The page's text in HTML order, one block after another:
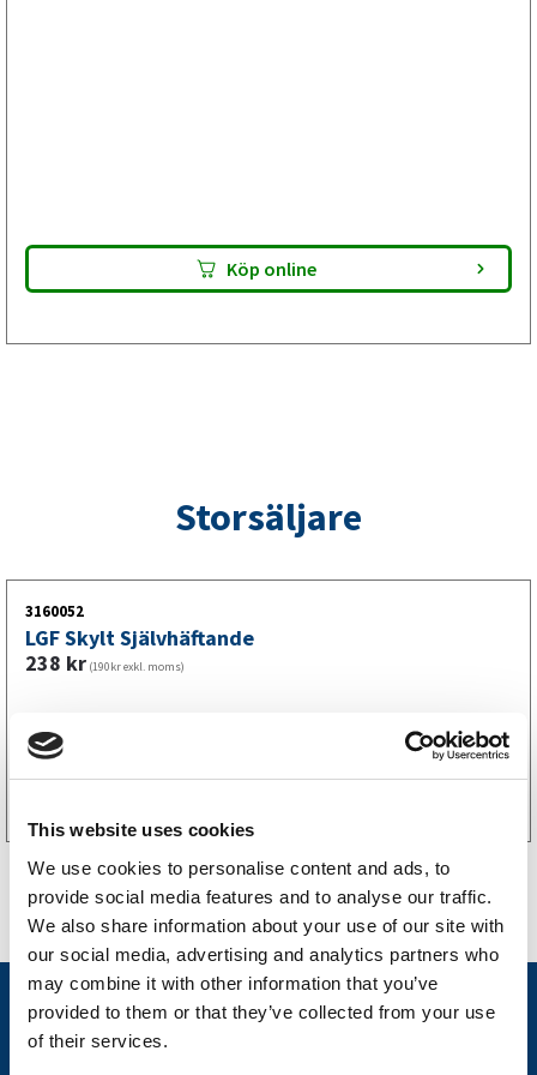
This website uses cookies
We use cookies to personalise content and ads, to
provide social media features and to analyse our traffic.
We also share information about your use of our site with
our social media, advertising and analytics partners who
may combine it with other information that you’ve
provided to them or that they’ve collected from your use
of their services.
Köp online
Storsäljare
3160052
LGF Skylt Självhäftande
238 kr (190kr exkl. moms)
Nyheter
Släpvagnsfabrikat